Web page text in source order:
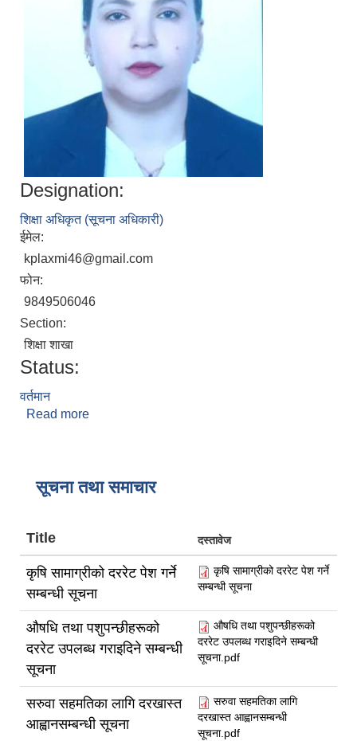
Designation:
शिक्षा अधिकृत (सूचना अधिकारी)
ईमेल:
kplaxmi46@gmail.com
फोन:
9849506046
Section:
शिक्षा शाखा
Status:
वर्तमान
Read more
सूचना तथा समाचार
Title दस्तावेज
कृषि सामाग्रीको दररेट पेश गर्ने
सम्बन्धी सूचना
कृषि सामाग्रीको दररेट पेश गर्ने
सम्बन्धी सूचना
औषधि तथा पशुपन्छीहरूको
दररेट उपलब्ध गराइदिने सम्बन्धी
सूचना
औषधि तथा पशुपन्छीहरूको
दररेट उपलब्ध गराइदिने सम्बन्धी
सूचना.pdf
सरुवा सहमतिका लागि दरखास्त
आह्वानसम्बन्धी सूचना
सरुवा सहमतिका लागि
दरखास्त आह्वानसम्बन्धी
सूचना.pdf